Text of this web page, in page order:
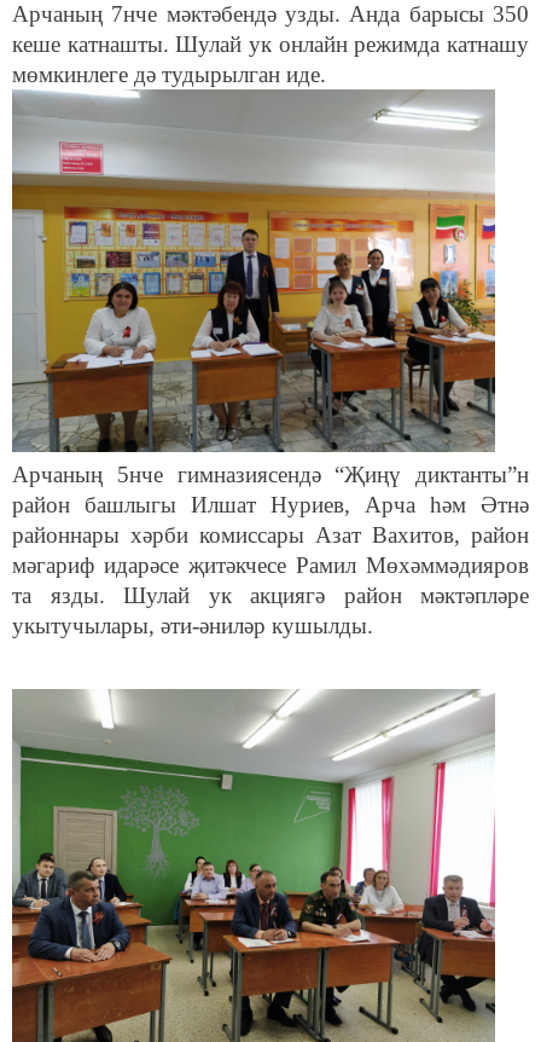
Арчаның 7нче мәктәбендә узды. Анда барысы 350
кеше катнашты. Шулай ук онлайн режимда катнашу
мөмкинлеге дә тудырылган иде.
Арчаның 5нче гимназиясендә “Җиңү диктанты”н
район башлыгы Илшат Нуриев, Арча һәм Әтнә
районнары хәрби комиссары Азат Вахитов, район
мәгариф идарәсе җитәкчесе Рамил Мөхәммәдияров
та язды. Шулай ук акциягә район мәктәпләре
укытучылары, әти-әниләр кушылды.